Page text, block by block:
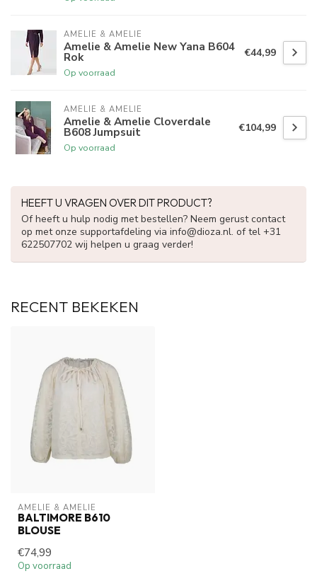
AMELIE & AMELIE
Amelie & Amelie New Yana B604
Rok
Op voorraad
€44,99
AMELIE & AMELIE
Amelie & Amelie Cloverdale
B608 Jumpsuit
Op voorraad
€104,99
HEEFT U VRAGEN OVER DIT PRODUCT?
Of heeft u hulp nodig met bestellen? Neem gerust contact
op met onze supportafdeling via info@dioza.nl. of tel +31
622507702 wij helpen u graag verder!
RECENT BEKEKEN
AMELIE & AMELIE
BALTIMORE B610
BLOUSE
€74,99
Op voorraad